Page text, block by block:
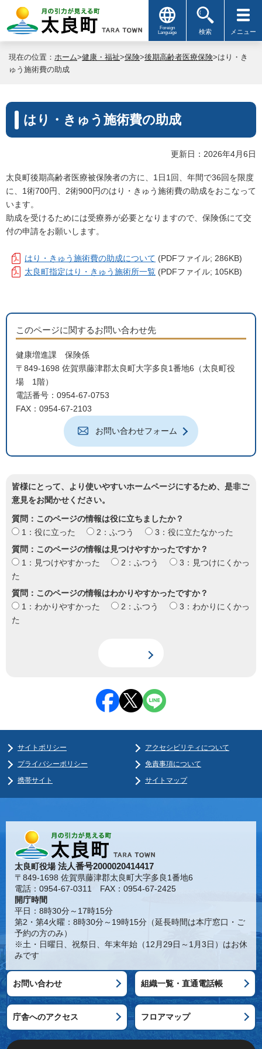
Foreign
Language
検索 メニュー
現在の位置： ホーム>健康・福祉>保険>後期高齢者医療保険>はり・き
ゅう施術費の助成
はり・きゅう施術費の助成
更新日：2026年4月6日
太良町後期高齢者医療被保険者の方に、1日1回、年間で36回を限度
に、1術700円、2術900円のはり・きゅう施術費の助成をおこなって
います。
助成を受けるためには受療券が必要となりますので、保険係にて交
付の申請をお願いします。
はり・きゅう施術費の助成について (PDFファイル; 286KB)
太良町指定はり・きゅう施術所一覧 (PDFファイル; 105KB)
このページに関するお問い合わせ先
健康増進課 保険係
〒849-1698 佐賀県藤津郡太良町大字多良1番地6（太良町役
場 1階）
電話番号：0954-67-0753
FAX：0954-67-2103
お問い合わせフォーム
皆様にとって、より使いやすいホームページにするため、是非ご
意見をお聞かせください。
質問：このページの情報は役に立ちましたか？
1：役に立った
2：ふつう
3：役に立たなかった
質問：このページの情報は見つけやすかったですか？
1：見つけやすかった
2：ふつう
3：見つけにくかっ
た
質問：このページの情報はわかりやすかったですか？
1：わかりやすかった
2：ふつう
3：わかりにくかっ
た
サイトポリシー
アクセシビリティについて
プライバシーポリシー
免責事項について
携帯サイト
サイトマップ
太良町役場法人番号2000020414417
〒849-1698 佐賀県藤津郡太良町大字多良1番地6
電話：0954-67-0311 FAX：0954-67-2425
開庁時間
平日：8時30分～17時15分
第2・第4火曜：8時30分～19時15分（延長時間は本庁窓口・ご
予約の方のみ）
※土・日曜日、祝祭日、年末年始（12月29日～1月3日）はお休
みです
お問い合わせ 組織一覧・直通電話帳
庁舎へのアクセス フロアマップ